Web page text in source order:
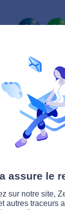
La route
assure le
sur notre site,
autres traceurs